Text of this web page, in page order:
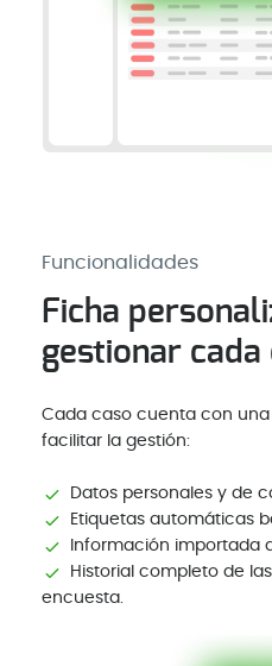
Funcionalidades
Ficha
gestionar cada
Cada caso cuenta con
facilitar la gestión:
Datos personales y de
Etiquetas automáticas
Información importada
Historial completo de
encuesta.